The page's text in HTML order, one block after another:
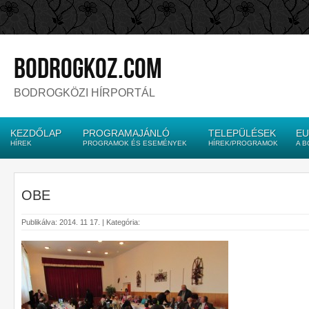
bodrogkoz.com
BODROGKÖZI HÍRPORTÁL
KEZDŐLAP
HÍREK
PROGRAMAJÁNLÓ
PROGRAMOK ÉS ESEMÉNYEK
TELEPÜLÉSEK
HÍREK/PROGRAMOK A
OBE
Publikálva: 2014. 11 17. | Kategória: